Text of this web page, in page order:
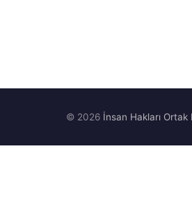
© 2026 İnsan Hakları